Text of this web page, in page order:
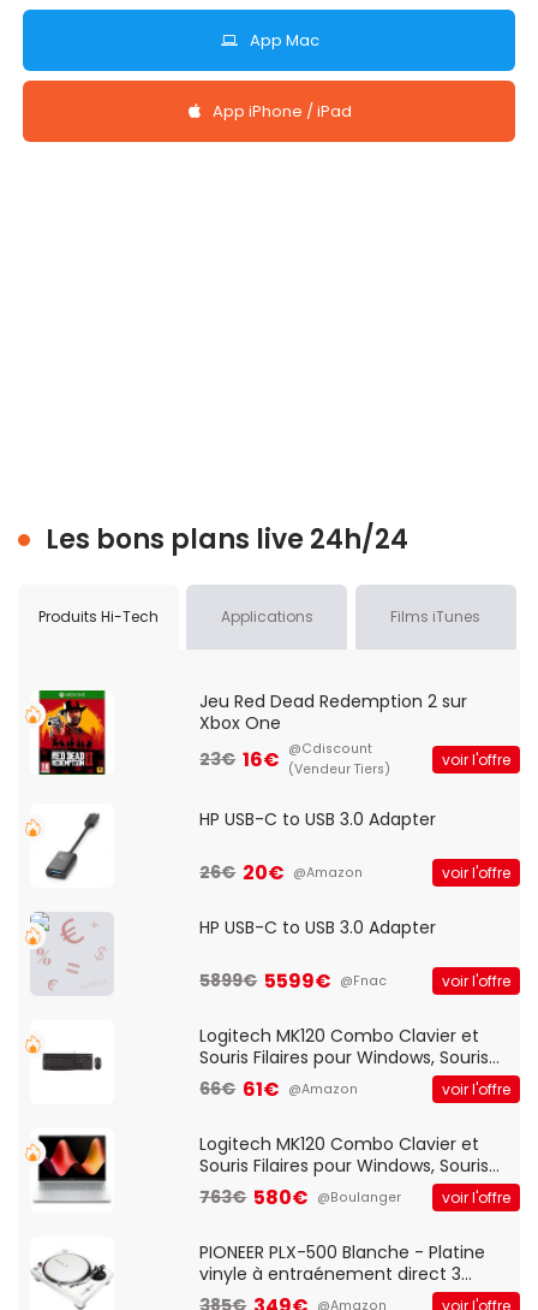
App Mac
App iPhone / iPad
Les bons plans live 24h/24
Produits Hi-Tech Applications Films iTunes
Jeu Red Dead Redemption 2 sur
Xbox One
23€ 16€ @Cdiscount
(Vendeur Tiers)
voir l'offre
HP USB-C to USB 3.0 Adapter
26€ 20€ @Amazon voir l'offre
HP USB-C to USB 3.0 Adapter
5899€ 5599€ @Fnac voir l'offre
Logitech MK120 Combo Clavier et
Souris Filaires pour Windows, Souris
Optique Filaire, Connexion USB Plug
And Play, Confortable, Taille
QWERTY UK - Noir
66€ 61€ @Amazon voir l'offre
Logitech MK120 Combo Clavier et
Souris Filaires pour Windows, Souris
Optique Filaire, Connexion USB Plug
And Play, Confortable, Taille
QWERTY UK - Noir
763€ 580€ @Boulanger voir l'offre
PIONEER PLX-500 Blanche - Platine
vinyle à entraénement direct 3
vitesses (33-45-78 trs/min) avec
@Amazon